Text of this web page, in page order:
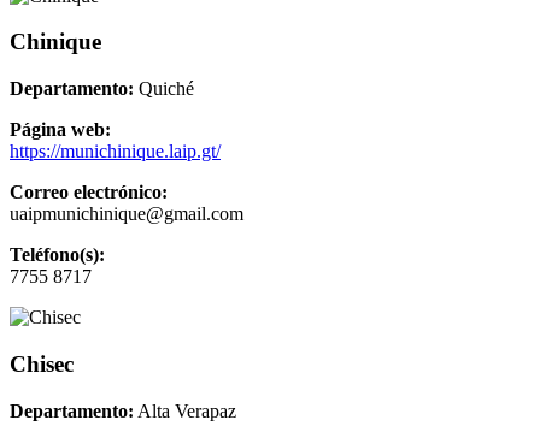
Chinique
Departamento: Quiché
Página web:
https://munichinique.laip.gt/
Correo electrónico:
uaipmunichinique@gmail.com
Teléfono(s):
7755 8717
Chisec
Departamento: Alta Verapaz